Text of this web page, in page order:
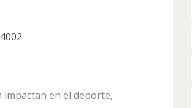
impactan en el deporte,